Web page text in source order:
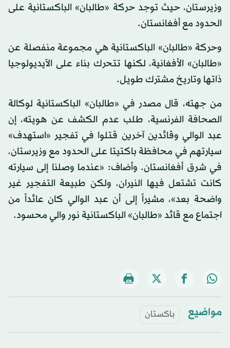
وزيرستان، حيث توجد حركة «طالبان» الباكستانية على
الحدود مع أفغانستان.
وحركة «طالبان» الباكستانية هي مجموعة منفصلة عن
«طالبان» الأفغانية، لكنها تتحرك بناء على الآيديولوجيا
ذاتها وتاريخ مشترك طويل.
من جهته، قال مصدر في «طالبان» الباكستانية لوكالة
الصحافة الفرنسية، طلب عدم الكشف عن هويته، إن
عبد الوالي وقائدين آخرين قتلوا في تفجير «استهدف»
سيارتهم في محافظة باكتيتا على الحدود مع وزيرستان،
في شرق أفغانستان. وأضاف: «عندما وصلنا إلى سيارته
كانت تشتعل فيها النيران، ولكن طبيعة التفجير غير
واضحة بعد»، مشيراً إلى أن عبد الوالي كان عائداً من
اجتماع مع قائد «طالبان» الباكستانية نور والي محسود.
مواضيع باكستان